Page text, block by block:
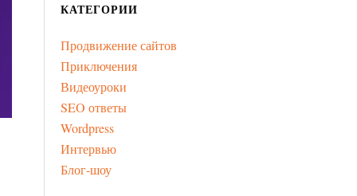
КАТЕГОРИИ
Продвижение сайтов
Приключения
Видеоуроки
SEO ответы
Wordpress
Интервью
Блог-шоу